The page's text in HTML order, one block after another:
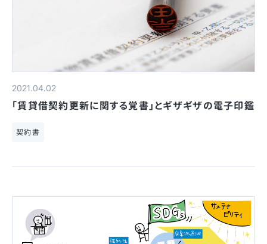
2021.04.02
「賃貸借契約更新に関する覚書」とギザギザの電子印鑑
契約書